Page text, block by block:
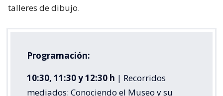
talleres de dibujo.
Programación:
10:30, 11:30 y 12:30 h | Recorridos
mediados: Conociendo el Museo y su